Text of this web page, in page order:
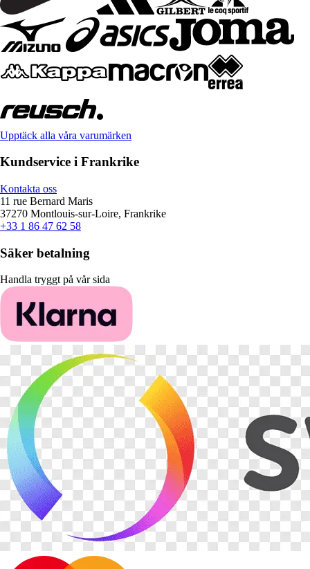
Upptäck alla våra varumärken
Kundservice i Frankrike
Kontakta oss
11 rue Bernard Maris
37270 Montlouis-sur-Loire, Frankrike
+33 1 86 47 62 58
Säker betalning
Handla tryggt på vår sida